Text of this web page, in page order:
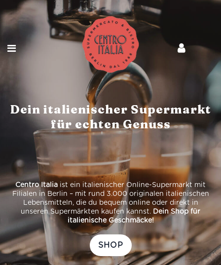
Centro Italia ist ein italienischer Online-Supermarkt mit
Filialen in Berlin – mit rund 3.000 originalen italienischen
Lebensmitteln, die du bequem online oder direkt in
unseren Supermärkten kaufen kannst. Dein Shop für
italienische Geschmäcke!
SHOP
Dein italienischer Supermarkt
für echten Genuss